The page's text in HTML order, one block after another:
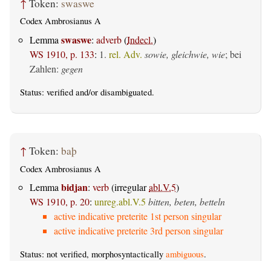
↑ Token: swaswe
Codex Ambrosianus A
Lemma swaswe: adverb(Indecl.)
WS 1910, p. 133: 1. rel. Adv. sowie, gleichwie, wie; bei
Zahlen: gegen
Status: verified and/or disambiguated.
↑ Token: baþ
Codex Ambrosianus A
Lemma bidjan: verb(irregularabl.V.5)
WS 1910, p. 20: unreg.abl.V.5 bitten, beten, betteln
active indicative preterite 1st person singular
active indicative preterite 3rd person singular
Status: not verified, morphosyntactically ambiguous.